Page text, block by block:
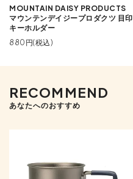
MOUNTAIN DAISY PRODUCTS
マウンテンデイジープロダクツ 目印
キーホルダー
880円(税込)
RECOMMEND
あなたへのおすすめ